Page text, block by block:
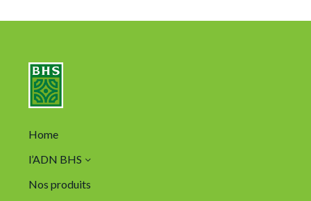
Home
l’ADN BHS
Nos produits